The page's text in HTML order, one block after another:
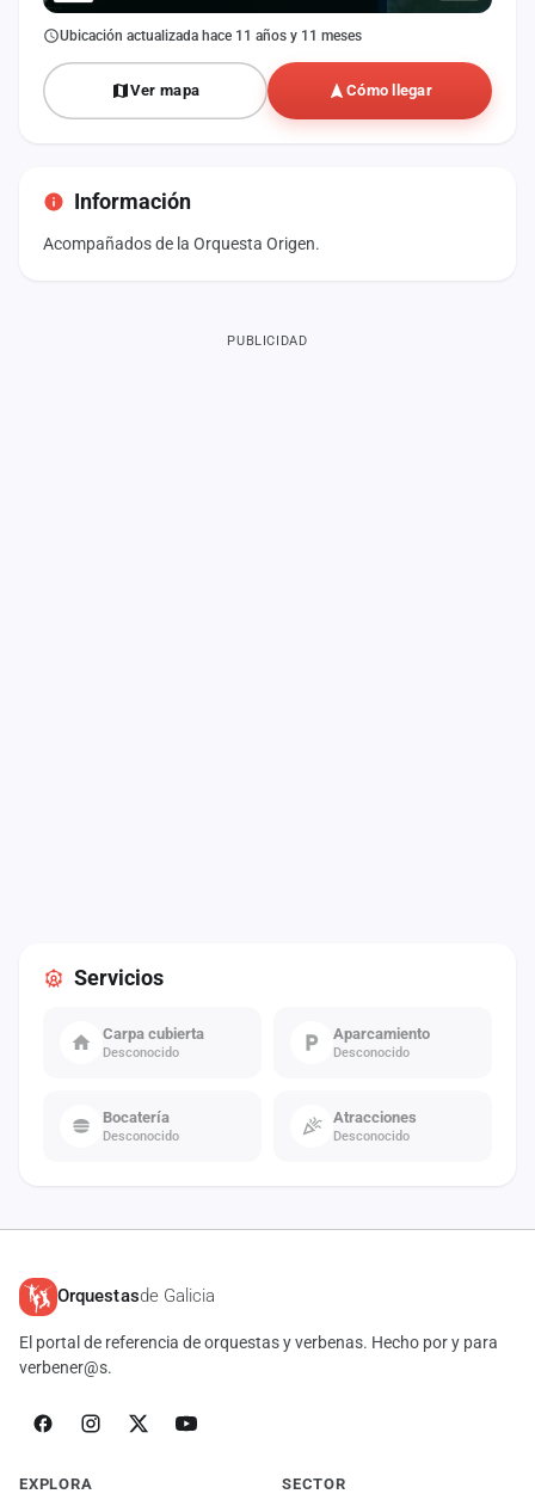
Ubicación actualizada hace 11 años y 11 meses
Ver mapa Cómo llegar
Información
Acompañados de la Orquesta Origen.
Servicios
Carpa cubierta
Desconocido
Aparcamiento
Desconocido
Bocatería
Desconocido
Atracciones
Desconocido
PUBLICIDAD
Orquestasde Galicia
El portal de referencia de orquestas y verbenas. Hecho por y para
verbener@s.
EXPLORA SECTOR